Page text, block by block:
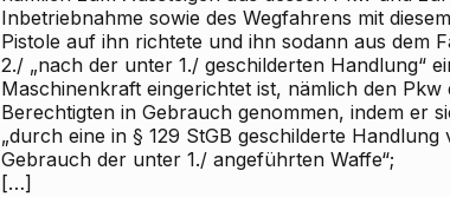
Inbetriebnahme sowie des Wegfahrens mit
Pistole auf ihn richtete und ihn sodann aus dem
2./ „nach der unter 1./ geschilderten Handlung“
Maschinenkraft eingerichtet ist, nämlich den
Berechtigten in Gebrauch genommen, indem er
„durch eine in § 129 StGB geschilderte
Gebrauch der unter 1./ angeführten Waffe“;
[…]